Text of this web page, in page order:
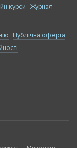
курси Журнал
Публічна оферта